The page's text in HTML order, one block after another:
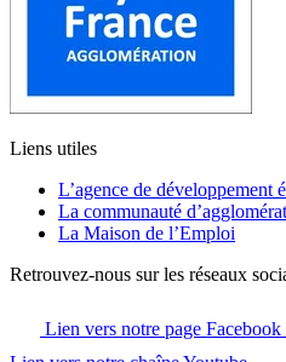
Liens utiles
L’agence de développement
La communauté
La Maison de l’Emploi
Retrouvez-nous sur les réseaux
Lien vers notre page Facebook